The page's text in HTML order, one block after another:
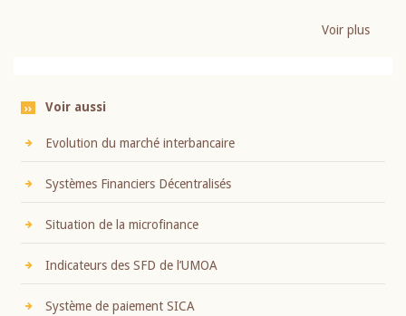
Voir plus
Voir aussi
Evolution du marché interbancaire
Systèmes Financiers Décentralisés
Situation de la microfinance
Indicateurs des SFD de l’UMOA
Système de paiement SICA